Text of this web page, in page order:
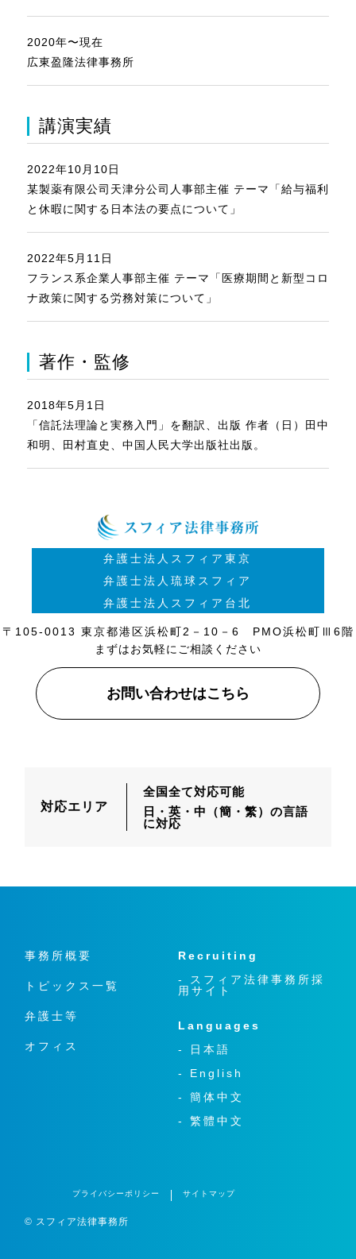
2020年〜現在
広東盈隆法律事務所
講演実績
2022年10月10日
某製薬有限公司天津分公司人事部主催 テーマ「給与福利
と休暇に関する日本法の要点について」
2022年5月11日
フランス系企業人事部主催 テーマ「医療期間と新型コロ
ナ政策に関する労務対策について」
著作・監修
2018年5月1日
「信託法理論と実務入門」を翻訳、出版 作者（日）田中
和明、田村直史、中国人民大学出版社出版。
弁護士法人スフィア東京
弁護士法人琉球スフィア
弁護士法人スフィア台北
〒105-0013 東京都港区浜松町2－10－6 PMO浜松町Ⅲ6階
まずはお気軽にご相談ください
お問い合わせはこちら
対応エリア
全国全て対応可能
日・英・中（簡・繁）の言語
に対応
事務所概要
トピックス一覧
弁護士等
オフィス
Recruiting
- スフィア法律事務所採
用サイト
Languages
- 日本語
- English
- 簡体中文
- 繁體中文
プライバシーポリシー サイトマップ
© スフィア法律事務所